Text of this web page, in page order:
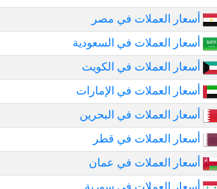
أسعار العملات في مصر
أسعار العملات في السعودية
أسعار العملات في الكويت
أسعار العملات في الإمارات
أسعار العملات في البحرين
أسعار العملات في قطر
أسعار العملات في عمان
أسعار العملات في سورية